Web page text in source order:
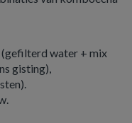
(gefilterd water + mix
gisting),